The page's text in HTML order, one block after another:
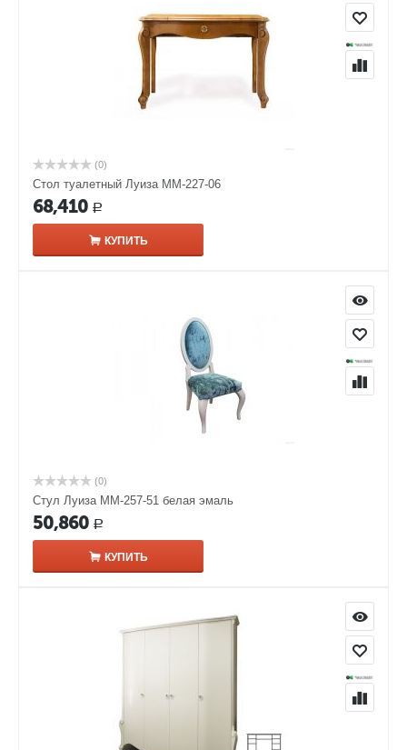
(0)
Стол туалетный Луиза ММ-227-06
68,410 Р
КУПИТЬ
(0)
Стул Луиза ММ-257-51 белая эмаль
50,860 Р
КУПИТЬ